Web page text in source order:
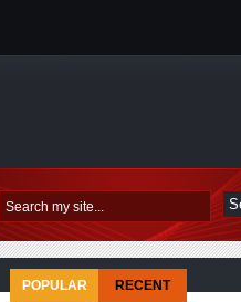
POPULAR RECENT